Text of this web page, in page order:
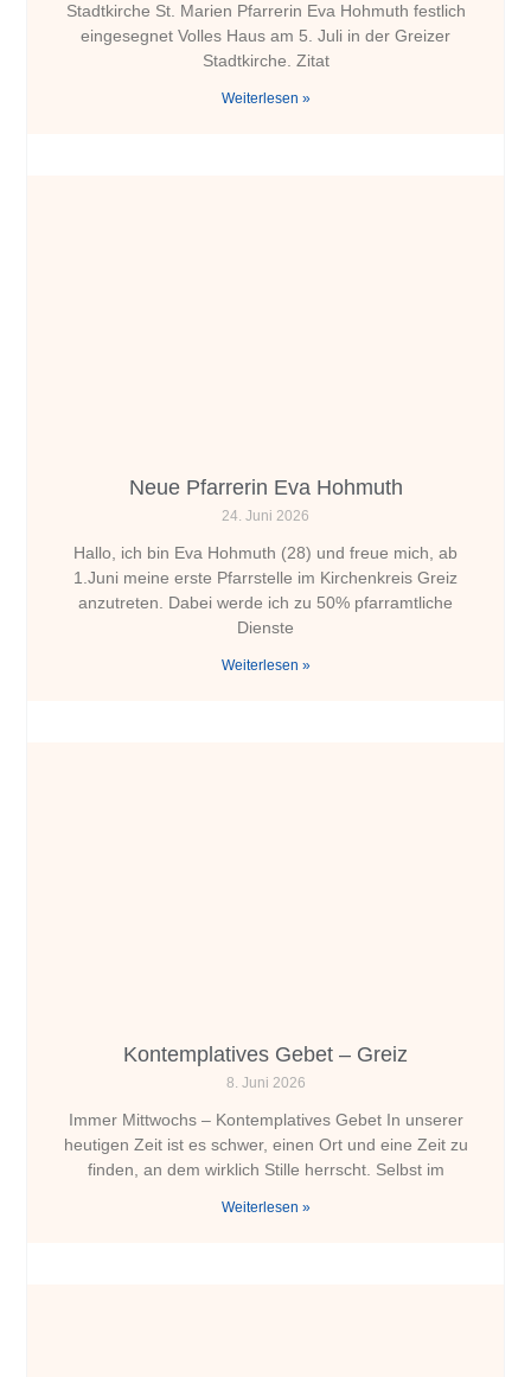
Stadtkirche St. Marien Pfarrerin Eva Hohmuth festlich
eingesegnet Volles Haus am 5. Juli in der Greizer
Stadtkirche. Zitat
Weiterlesen »
Neue Pfarrerin Eva Hohmuth
24. Juni 2026
Hallo, ich bin Eva Hohmuth (28) und freue mich, ab
1.Juni meine erste Pfarrstelle im Kirchenkreis Greiz
anzutreten. Dabei werde ich zu 50% pfarramtliche
Dienste
Weiterlesen »
Kontemplatives Gebet – Greiz
8. Juni 2026
Immer Mittwochs – Kontemplatives Gebet In unserer
heutigen Zeit ist es schwer, einen Ort und eine Zeit zu
finden, an dem wirklich Stille herrscht. Selbst im
Weiterlesen »